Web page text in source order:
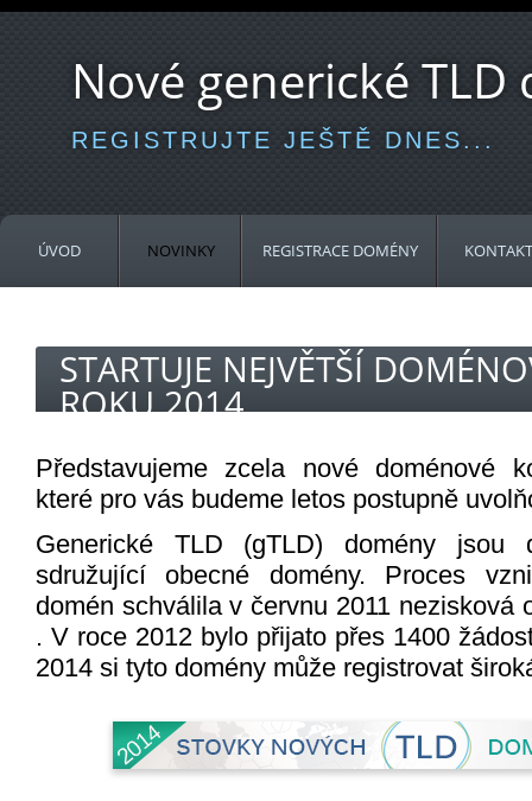
ÚVOD NOVINKY REGISTRACE DOMÉNY
Nové generické TLD
REGISTRUJTE JEŠTĚ DNES...
STARTUJE NEJVĚTŠÍ
ROKU 2014
Představujeme zcela nové doménové
které pro vás budeme letos postupně
Generické TLD (gTLD) domény jsou
sdružující obecné domény. Proces
domén schválila v červnu 2011 nezisková
. V roce 2012 bylo přijato přes 1400
2014 si tyto domény může registrovat